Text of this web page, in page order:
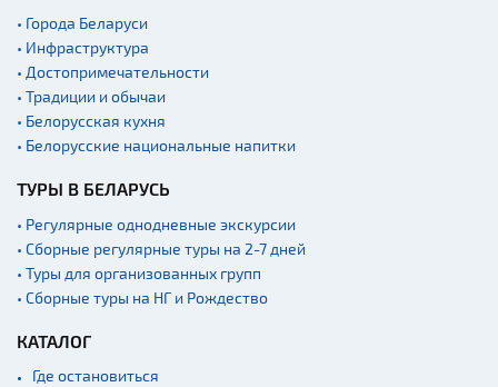
• Города Беларуси
• Инфраструктура
• Достопримечательности
• Традиции и обычаи
• Белорусская кухня
• Белорусские национальные напитки
ТУРЫ В БЕЛАРУСЬ
• Регулярные однодневные экскурсии
• Сборные регулярные туры на 2-7 дней
• Туры для организованных групп
• Сборные туры на НГ и Рождество
КАТАЛОГ
Где остановиться